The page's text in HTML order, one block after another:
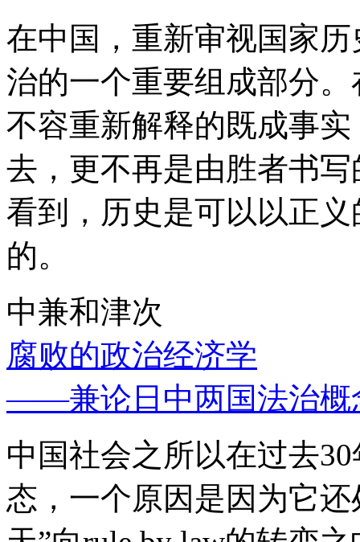
在中国，重新审视国家
治的一个重要组成部分
不容重新解释的既成事
去，更不再是由胜者书
看到，历史是可以以正
的。
中兼和津次
腐败的政治经济学
——兼论日中两国法治概
中国社会之所以在过去
态，一个原因是因为它